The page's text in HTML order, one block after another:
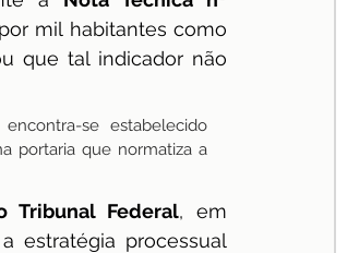
mil habitantes como
que tal indicador não
se estabelecido
portaria que normatiza a
Tribunal Federal, em
estratégia processual